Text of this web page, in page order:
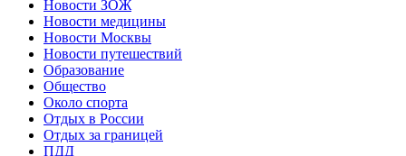
Новости ЗОЖ
Новости медицины
Новости Москвы
Новости путешествий
Образование
Общество
Около спорта
Отдых в России
Отдых за границей
ПДД